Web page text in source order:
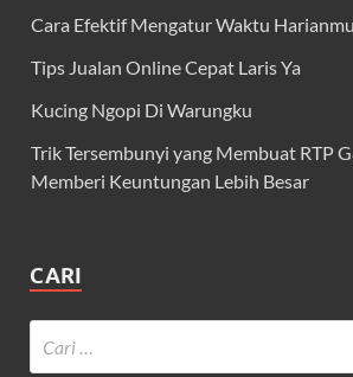
Cara Efektif Mengatur Waktu Harianmu
Tips Jualan Online Cepat Laris Ya
Kucing Ngopi Di Warungku
Trik Tersembunyi yang Membuat RTP
Memberi Keuntungan Lebih Besar
CARI